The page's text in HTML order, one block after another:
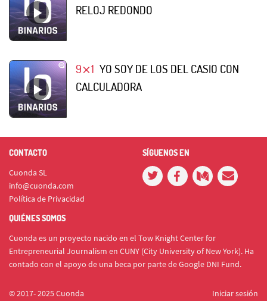
RELOJ REDONDO
9⨯1 YO SOY DE LOS DEL CASIO CON
CALCULADORA
CONTACTO
Cuonda SL
info@cuonda.com
Política de Privacidad
SÍGUENOS EN
QUIÉNES SOMOS
Cuonda es un proyecto nacido en el Tow Knight Center for
Entrepreneurial Journalism en CUNY (City University of New York). Ha
contado con el apoyo de una beca por parte de Google DNI Fund.
© 2017- 2025 Cuonda Iniciar sesión